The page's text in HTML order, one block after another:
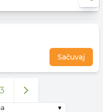
Sačuvaj
▾